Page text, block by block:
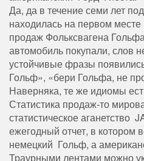
Да, да в течение семи лет
находилась на первом
продаж Фольксвагена
автомобиль покупали, слов
устойчивые фразы
Гольф», «бери Гольфа, не
Наверняка, те же идиомы
Статистика продаж-то
статистическое аганетство
ежегодный отчет, в котором
немецкий Гольф, а
Траурными лентами можно